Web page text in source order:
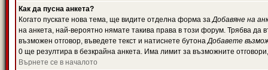
Как да пусна анкета?
Когато пускате нова тема, ще видите отделна форма заДобавяне на
на анкета, най-вероятно нямате такива права в този форум. Трябва да
възможен отговор, въведете текст и натиснете бутонаДобавете
0 ще резултира в безкрайна анкета. Има лимит за възможните
Върнете се в началото